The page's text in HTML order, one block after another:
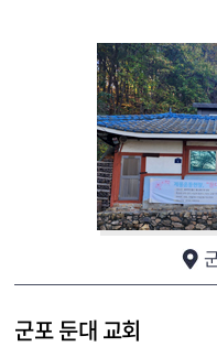
군포 둔대 교회